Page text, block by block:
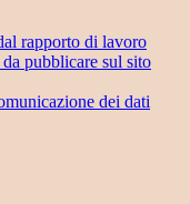
rapporto di lavoro
pubblicare sul sito
dei dati